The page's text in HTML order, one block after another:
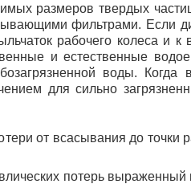
размеров твердых
фильтрами. Если
рабочего колеса и к
и естественные
воды. Когда
для сильно
от всасывания до точки
потерь